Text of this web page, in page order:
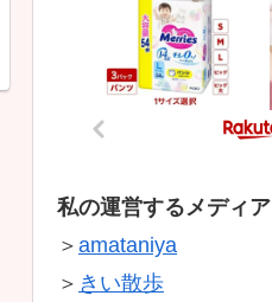
私の運営するメディア
＞ amataniya
＞ きい散歩